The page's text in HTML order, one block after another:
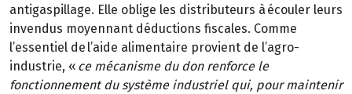
antigaspillage. Elle oblige les distributeurs à écouler leurs
invendus moyennant déductions fiscales. Comme
l’essentiel de l’aide alimentaire provient de l’agro-
industrie, « ce mécanisme du don renforce le
fonctionnement du système industriel qui, pour maintenir